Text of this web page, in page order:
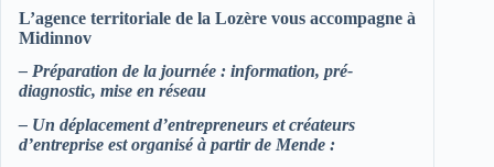
L’agence territoriale de la Lozère vous accompagne à
Midinnov
– Préparation de la journée : information, pré-
diagnostic, mise en réseau
– Un déplacement d’entrepreneurs et créateurs
d’entreprise est organisé à partir de Mende :